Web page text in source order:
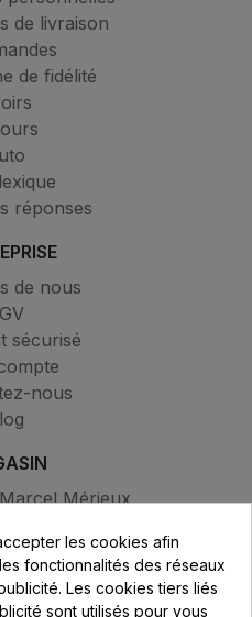
de livraison
de fidélité
réponses
de nous
sécurisé
nous
Mérieux
Brignais
vendredi :
les cookies afin
fonctionnalités des réseaux
Les cookies tiers liés
sont utilisés pour vous